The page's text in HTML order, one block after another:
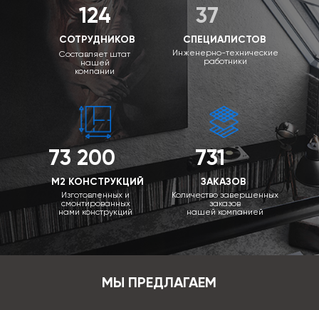
124
СОТРУДНИКОВ
Составляет штат
нашей
компании
73 200
М2 КОНСТРУКЦИЙ
Изготовленных и
смонтированных
нами конструкций
731
ЗАКАЗОВ
Количество завершенных
заказов
нашей компанией
37
СПЕЦИАЛИСТОВ
Инженерно-технические
работники
МЫ ПРЕДЛАГАЕМ